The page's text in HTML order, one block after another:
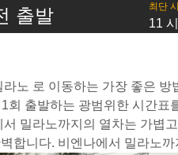
출발 최단
11
라노 로 이동하는 가장 좋은
1회 출발하는 광범위한 시간
서 밀라노까지의 열차는 가볍
합니다. 비엔나에서 밀라노